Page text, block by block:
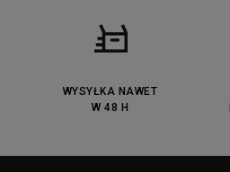
WYSYŁKA NAWET
W 48 H